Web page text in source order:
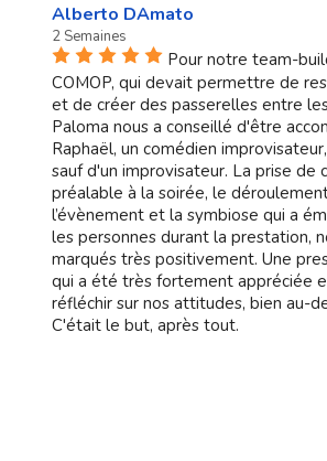
Alberto DAmato
2 Semaines
Pour notre team-
COMOP, qui devait permettre de
et de créer des passerelles entre
Paloma nous a conseillé d'être
Raphaël, un comédien
sauf d'un improvisateur. La prise de
préalable à la soirée, le
l’évènement et la symbiose qui a
les personnes durant la prestation,
marqués très positivement. Une
qui a été très fortement appréciée
réfléchir sur nos attitudes, bien au-
C'était le but, après tout.